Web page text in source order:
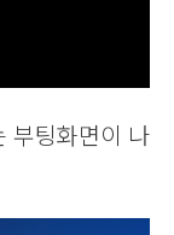
부팅화면이 나